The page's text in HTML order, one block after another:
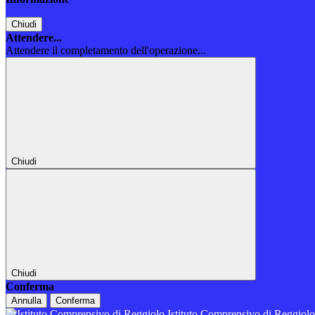
Chiudi
Attendere...
Attendere il completamento dell'operazione...
Chiudi
Chiudi
Conferma
Annulla Conferma